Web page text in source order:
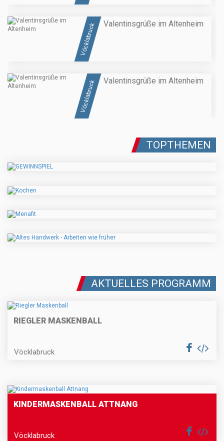
Vöcklabruck Valentinsgrüße im Altenheim
Vöcklabruck Valentinsgrüße im Altenheim
TOPTHEMEN
AKTUELLES PROGRAMM
RIEGLER MASKENBALL
Vöcklabruck
KINDERMASKENBALL ATTNANG
Vöcklabruck